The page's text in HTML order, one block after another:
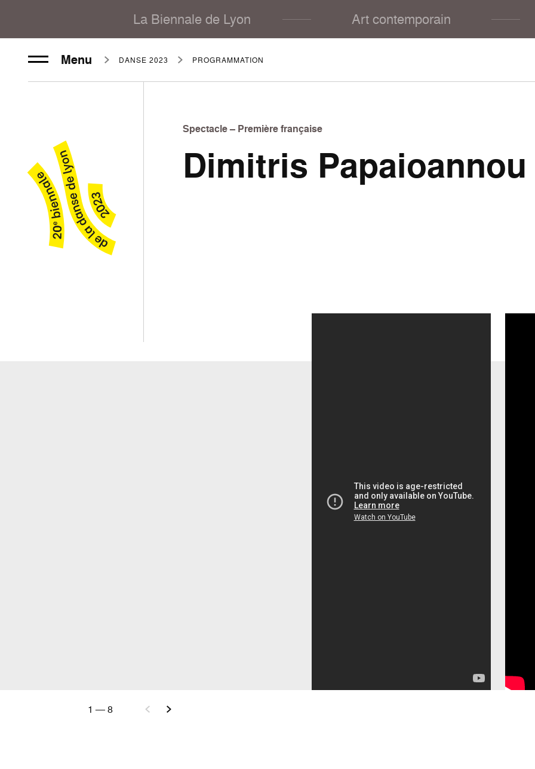
La Biennale de Lyon Art contemporain
Menu DANSE 2023 PROGRAMMATION
Spectacle – Première française
Dimitris Papaioannou
1 —8